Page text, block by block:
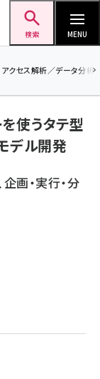
検索 MENU
アクセス解析／データ分析
使うタテ型
デル開発
画・実行・分
生成
るセ